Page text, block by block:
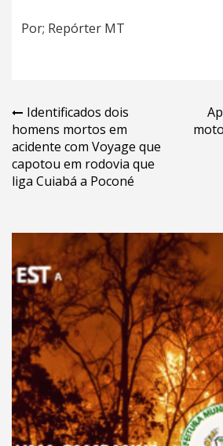
Por; Repórter MT
Navegação
de
Post
Identificados dois
homens mortos em
acidente com Voyage que
capotou em rodovia que
liga Cuiabá a Poconé